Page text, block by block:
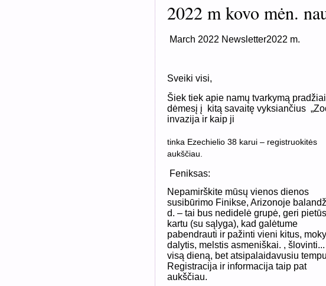
2022 m kovo mėn.
March 2022 Newsletter2022 m.
Sveiki visi,
Šiek tiek apie namų tvarkymą
dėmesį į
kitą savaitę vyksiančius
invazija ir kaip ji
tinka Ezechielio 38 karui – registruokitės
aukščiau.
Feniksas:
Nepamirškite mūsų vienos dienos
susibūrimo Finikse, Arizonoje
d. – tai bus nedidelė grupė, geri pietūs
kartu (su sąlyga), kad galėtume
pabendrauti ir pažinti vieni kitus,
dalytis, melstis asmeniškai. , šlovinti...
visą dieną, bet atsipalaidavusiu
Registracija ir informacija taip pat
aukščiau.